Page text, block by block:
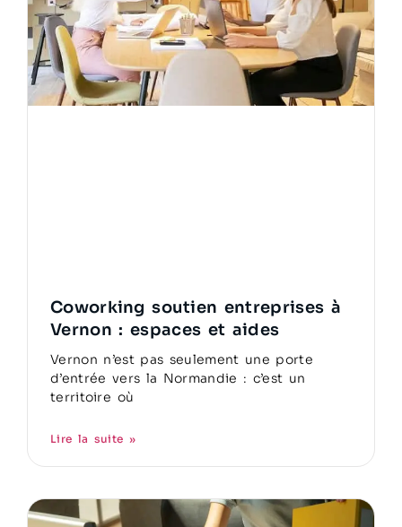
Coworking soutien entreprises à
Vernon : espaces et aides
Vernon n’est pas seulement une porte
d’entrée vers la Normandie : c’est un
territoire où
Lire la suite »